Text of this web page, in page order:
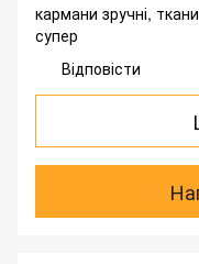
кармани зручні,
супер
Відповісти